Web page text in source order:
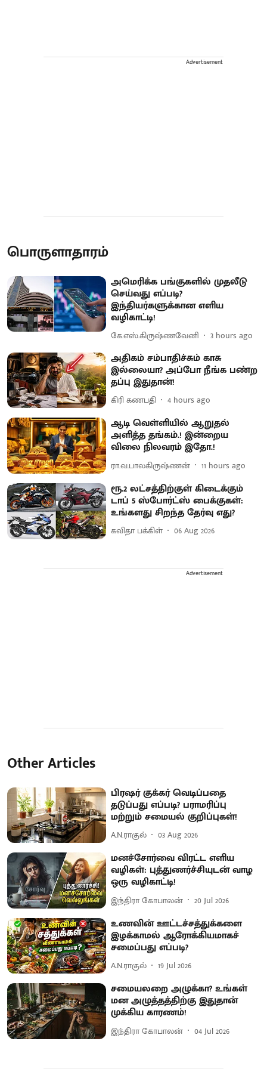
Advertisement
பொருளாதாரம்
அமெரிக்க பங்குகளில் முதலீடு
செய்வது எப்படி?
இந்தியர்களுக்கான எளிய
வழிகாட்டி!
கே.எஸ்.கிருஷ்ணவேனி 3 hours ago
அதிகம் சம்பாதிச்சும் காசு
இல்லையா? அப்போ நீங்க பண்ற
தப்பு இதுதான்!
கிரி கணபதி 4 hours ago
ஆடி வெள்ளியில் ஆறுதல்
அளித்த தங்கம்.! இன்றைய
விலை நிலவரம் இதோ.!
ரா.வ.பாலகிருஷ்ணன் 11 hours ago
ரூ.2 லட்சத்திற்குள் கிடைக்கும்
டாப் 5 ஸ்போர்ட்ஸ் பைக்குகள்:
உங்களது சிறந்த தேர்வு எது?
கவிதா பக்கிள் 06 Aug 2026
Advertisement
Other Articles
பிரஷர் குக்கர் வெடிப்பதை
தடுப்பது எப்படி? பராமரிப்பு
மற்றும் சமையல் குறிப்புகள்!
A.N.ராகுல் 03 Aug 2026
மனச்சோர்வை விரட்ட எளிய
வழிகள்: புத்துணர்ச்சியுடன் வாழ
ஒரு வழிகாட்டி!
இந்திரா கோபாலன் 20 Jul 2026
உணவின் ஊட்டச்சத்துக்களை
இழக்காமல் ஆரோக்கியமாகச்
சமைப்பது எப்படி?
A.N.ராகுல் 19 Jul 2026
சமையலறை அழுக்கா? உங்கள்
மன அழுத்தத்திற்கு இதுதான்
முக்கிய காரணம்!
இந்திரா கோபாலன் 04 Jul 2026